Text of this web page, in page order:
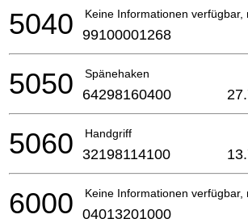
Keine Informationen verfügbar,
5040 99100001268
Spänehaken
5050 64298160400
Handgriff
5060 32198114100
Keine Informationen verfügbar,
6000 04013201000